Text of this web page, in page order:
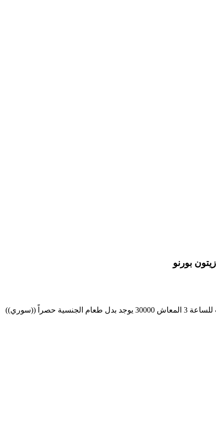
مطلوب عمال للعمل بزيتون بورنو في محل اقمشة يجيد اللغة التركية يوجد تحميل وتنزيل بضاعة الدوام من الساعة 8:30 حتى 7:30 يوم السبت للساعة 3 المعاش 30000 يوجد بدل طعام الجنسية حصراً ((سوري))